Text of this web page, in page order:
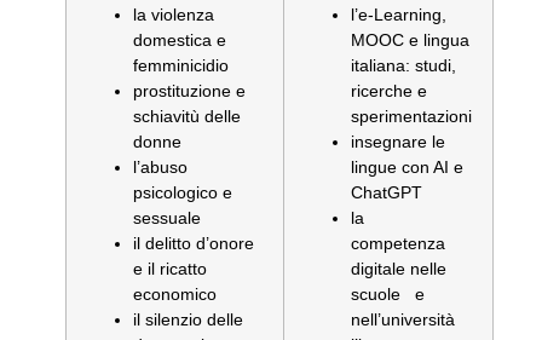
la violenza
domestica e
femminicidio
prostituzione e
schiavitù delle
donne
l’abuso
psicologico e
sessuale
il delitto d’onore
e il ricatto
economico
il silenzio delle
l’e-Learning,
MOOC e lingua
italiana: studi,
ricerche e
sperimentazioni
insegnare le
lingue con AI e
ChatGPT
la
competenza
digitale nelle
scuole e
nell’università